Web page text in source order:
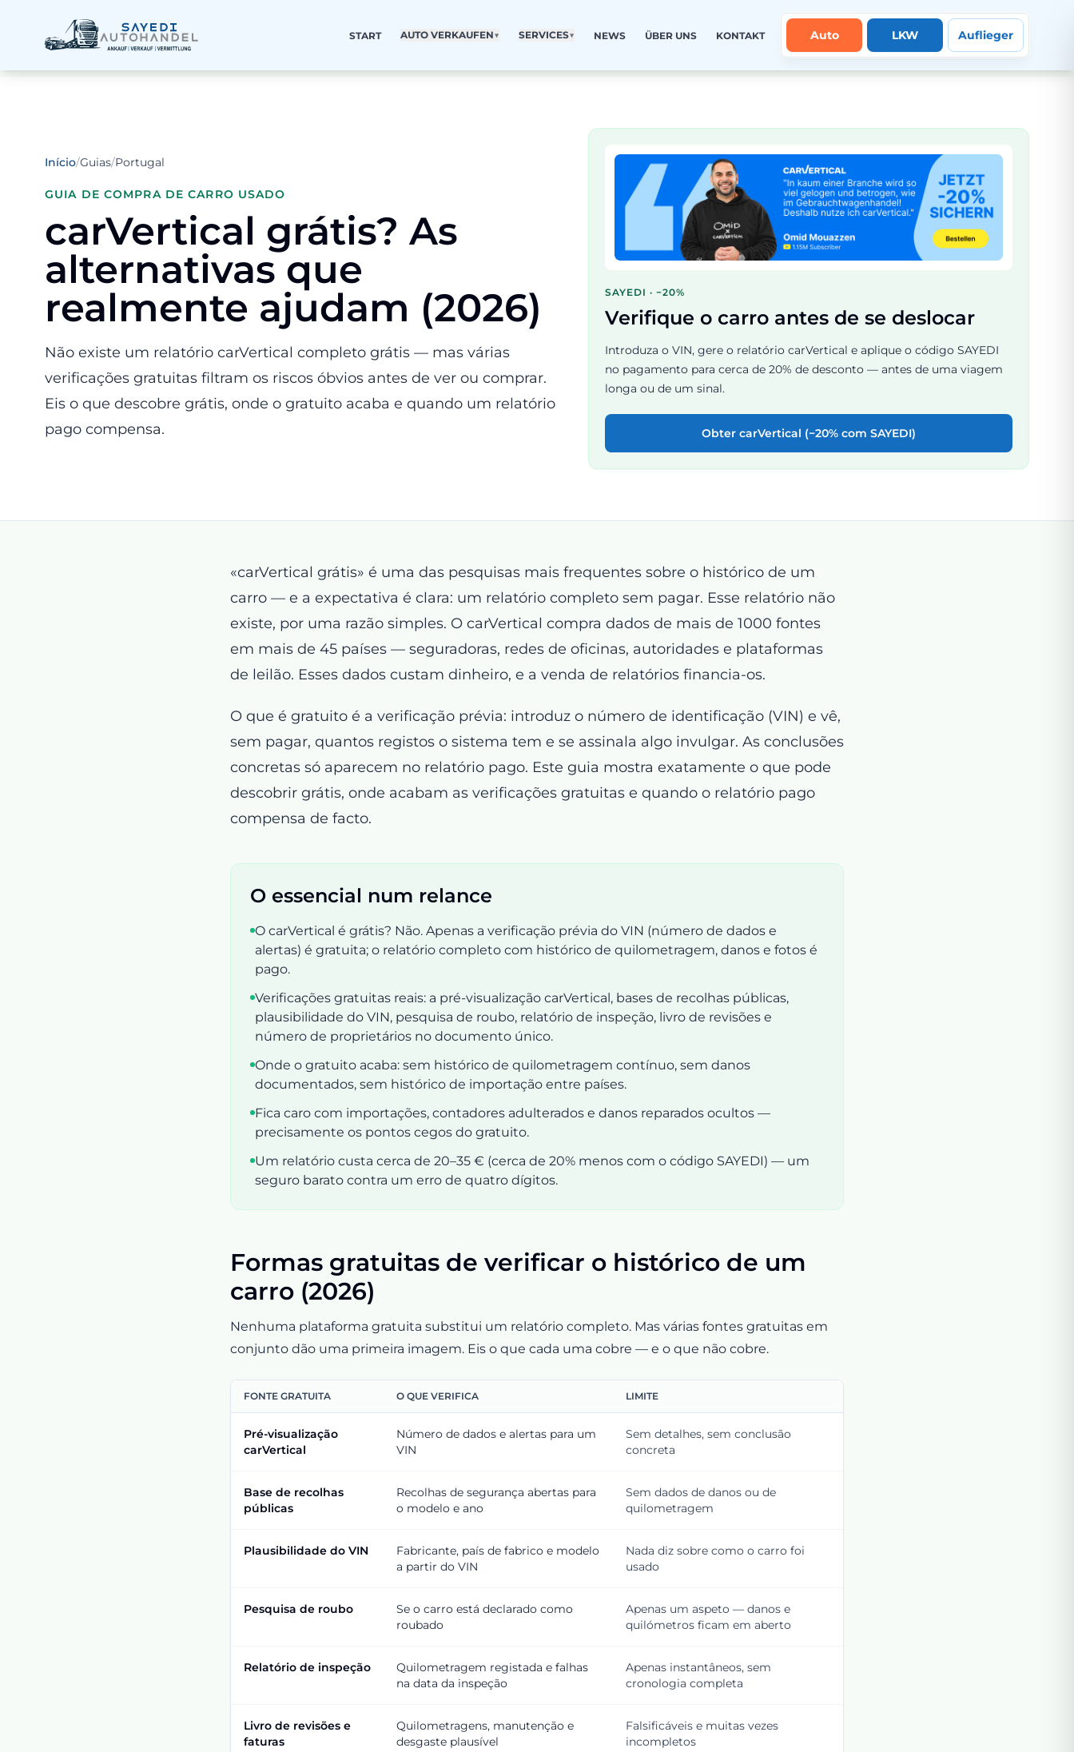
START AUTO VERKAUFEN▼ SERVICES▼ NEWS ÜBER UNS KONTAKT Auto LKW Auflieger
Início/Guias/Portugal
GUIA DE COMPRA DE CARRO USADO
carVertical grátis? As
alternativas que
realmente ajudam (2026)
Não existe um relatório carVertical completo grátis — mas várias
verificações gratuitas filtram os riscos óbvios antes de ver ou comprar.
Eis o que descobre grátis, onde o gratuito acaba e quando um relatório
pago compensa.
SAYEDI · −20%
Verifique o carro antes de se deslocar
Introduza o VIN, gere o relatório carVertical e aplique o código SAYEDI
no pagamento para cerca de 20% de desconto — antes de uma viagem
longa ou de um sinal.
Obter carVertical (−20% com SAYEDI)
«carVertical grátis» é uma das pesquisas mais frequentes sobre o histórico de um
carro — e a expectativa é clara: um relatório completo sem pagar. Esse relatório não
existe, por uma razão simples. O carVertical compra dados de mais de 1000 fontes
em mais de 45 países — seguradoras, redes de oficinas, autoridades e plataformas
de leilão. Esses dados custam dinheiro, e a venda de relatórios financia-os.
O que é gratuito é a verificação prévia: introduz o número de identificação (VIN) e vê,
sem pagar, quantos registos o sistema tem e se assinala algo invulgar. As conclusões
concretas só aparecem no relatório pago. Este guia mostra exatamente o que pode
descobrir grátis, onde acabam as verificações gratuitas e quando o relatório pago
compensa de facto.
O essencial num relance
O carVertical é grátis? Não. Apenas a verificação prévia do VIN (número de dados e
alertas) é gratuita; o relatório completo com histórico de quilometragem, danos e fotos é
pago.
Verificações gratuitas reais: a pré-visualização carVertical, bases de recolhas públicas,
plausibilidade do VIN, pesquisa de roubo, relatório de inspeção, livro de revisões e
número de proprietários no documento único.
Onde o gratuito acaba: sem histórico de quilometragem contínuo, sem danos
documentados, sem histórico de importação entre países.
Fica caro com importações, contadores adulterados e danos reparados ocultos —
precisamente os pontos cegos do gratuito.
Um relatório custa cerca de 20–35 € (cerca de 20% menos com o código SAYEDI) — um
seguro barato contra um erro de quatro dígitos.
Formas gratuitas de verificar o histórico de um
carro (2026)
Nenhuma plataforma gratuita substitui um relatório completo. Mas várias fontes gratuitas em
conjunto dão uma primeira imagem. Eis o que cada uma cobre — e o que não cobre.
FONTE GRATUITA O QUE VERIFICA LIMITE
Pré-visualização
carVertical
Número de dados e alertas para um
VIN
Sem detalhes, sem conclusão
concreta
Base de recolhas
públicas
Recolhas de segurança abertas para
o modelo e ano
Sem dados de danos ou de
quilometragem
Plausibilidade do VIN
Fabricante, país de fabrico e modelo
a partir do VIN
Nada diz sobre como o carro foi
usado
Pesquisa de roubo
Se o carro está declarado como
roubado
Apenas um aspeto — danos e
quilómetros ficam em aberto
Relatório de inspeção
Quilometragem registada e falhas
na data da inspeção
Apenas instantâneos, sem
cronologia completa
Livro de revisões e
faturas
Quilometragens, manutenção e
desgaste plausível
Falsificáveis e muitas vezes
incompletos